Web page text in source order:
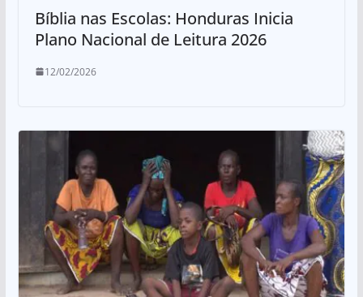
Bíblia nas Escolas: Honduras Inicia
Plano Nacional de Leitura 2026
12/02/2026